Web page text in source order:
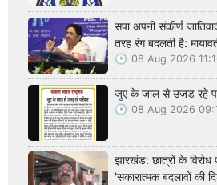
सपा अपनी संकीर्ण
तरह रंग बदलती है:
08 Aug 2026
जुए के जाल से उजड़ रहे
08 Aug 2026
झारखंड: छात्रों के विरोध
'सकारात्मक बदलावों की